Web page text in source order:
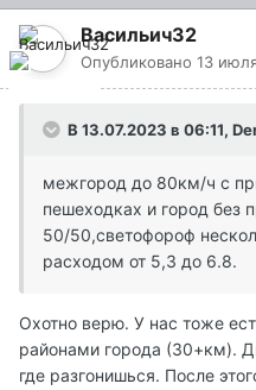
Васильич32
Опубликовано 13
В 13.07.2023 в 06:11,
межгород до 80км/ч с
пешеходках и город без
50/50,светофороф
расходом от 5,3 до 6.8.
Охотно верю. У нас тоже
районами города (30+км).
где разгонишься. После